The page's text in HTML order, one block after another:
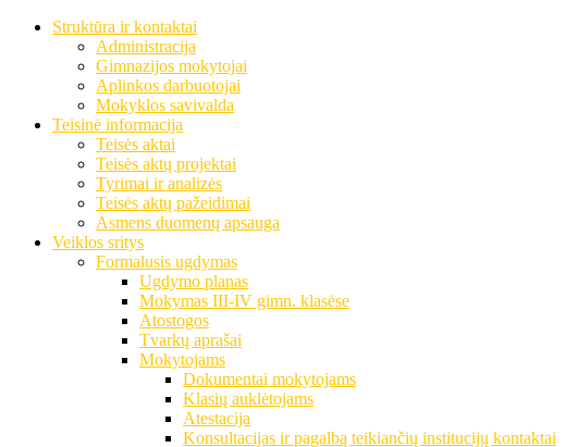
Struktūra ir kontaktai
Administracija
Gimnazijos mokytojai
Aplinkos darbuotojai
Mokyklos savivalda
Teisinė informacija
Teisės aktai
Teisės aktų projektai
Tyrimai ir analizės
Teisės aktų pažeidimai
Asmens duomenų apsauga
Veiklos sritys
Formalusis ugdymas
Ugdymo planas
Mokymas III-IV gimn. klasėse
Atostogos
Tvarkų aprašai
Mokytojams
Dokumentai mokytojams
Klasių auklėtojams
Atestacija
Konsultacijas ir pagalbą teikiančių institucijų kontaktai